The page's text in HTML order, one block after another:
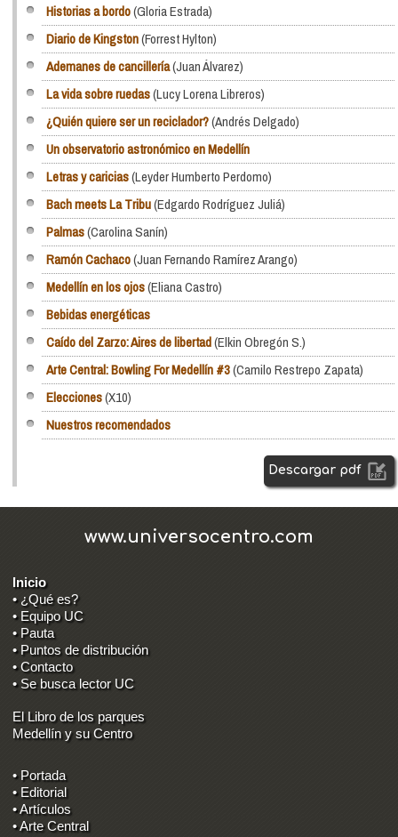
Historias a bordo(Gloria Estrada)
Diario de Kingston(Forrest Hylton)
Ademanes de cancillería(Juan Álvarez)
La vida sobre ruedas(Lucy Lorena Libreros)
¿Quién quiere ser un reciclador?(Andrés Delgado)
Un observatorio astronómico en Medellín
Letras y caricias(Leyder Humberto Perdomo)
Bach meets La Tribu(Edgardo Rodríguez Juliá)
Palmas(Carolina Sanín)
Ramón Cachaco(Juan Fernando Ramírez Arango)
Medellín en los ojos(Eliana Castro)
Bebidas energéticas
Caído del Zarzo: Aires de libertad(Elkin Obregón S.)
Arte Central: Bowling For Medellín #3(Camilo Restrepo Zapata)
Elecciones(X10)
Nuestros recomendados
Descargar pdf
www.universocentro.com
Inicio
• ¿Qué es?
• Equipo UC
• Pauta
• Puntos de distribución
• Contacto
• Se busca lector UC
El Libro de los parques
Medellín y su Centro
• Portada
• Editorial
• Artículos
• Arte Central